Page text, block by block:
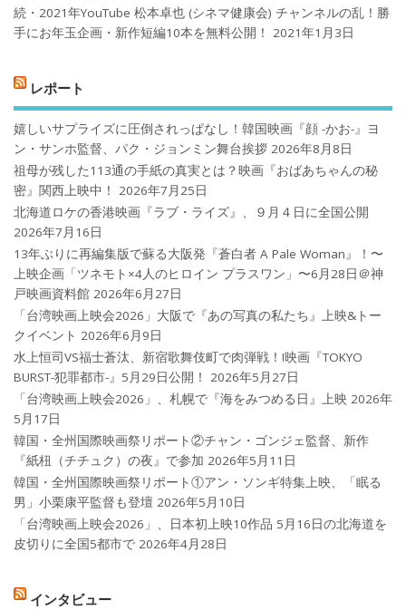
続・2021年YouTube 松本卓也 (シネマ健康会) チャンネルの乱！勝
手にお年玉企画・新作短編10本を無料公開！
2021年1月3日
レポート
嬉しいサプライズに圧倒されっぱなし！韓国映画『顔 -かお-』ヨ
ン・サンホ監督、パク・ジョンミン舞台挨拶 2026年8月8日
祖母が残した113通の手紙の真実とは？映画『おばあちゃんの秘
密』関西上映中！
2026年7月25日
北海道ロケの香港映画『ラブ・ライズ』、９月４日に全国公開
2026年7月16日
13年ぶりに再編集版で蘇る大阪発『蒼白者 A Pale Woman』！〜
上映企画「ツネモト×4人のヒロイン プラスワン」〜6月28日＠神
戸映画資料館 2026年6月27日
「台湾映画上映会2026」大阪で『あの写真の私たち』上映&トー
クイベント 2026年6月9日
水上恒司VS福士蒼汰、新宿歌舞伎町で肉弾戦！!映画『TOKYO
BURST-犯罪都市-』5月29日公開！
2026年5月27日
「台湾映画上映会2026」、札幌で『海をみつめる日』上映 2026年
5月17日
韓国・全州国際映画祭リポート②チャン・ゴンジェ監督、新作
『紙杻（チチュク）の夜』で参加 2026年5月11日
韓国・全州国際映画祭リポート①アン・ソンギ特集上映、「眠る
男」小栗康平監督も登壇 2026年5月10日
「台湾映画上映会2026」、日本初上映10作品 5月16日の北海道を
皮切りに全国5都市で 2026年4月28日
インタビュー